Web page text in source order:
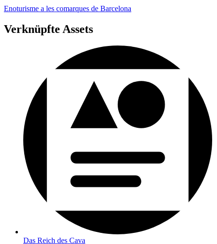
Enoturisme a les comarques de Barcelona
Verknüpfte Assets
Das Reich des Cava